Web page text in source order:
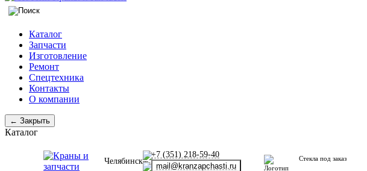
Каталог
Запчасти
Изготовление
Ремонт
Спецтехника
Контакты
О компании
← Закрыть
Каталог
Челябинск
+7 (351) 218-59-40
mail@kranzapchasti.ru
Стекла под заказ